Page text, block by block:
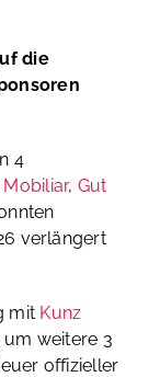
die
4
Mobiliar, Gut
verlängert
mit Kunz
weitere 3
offizieller